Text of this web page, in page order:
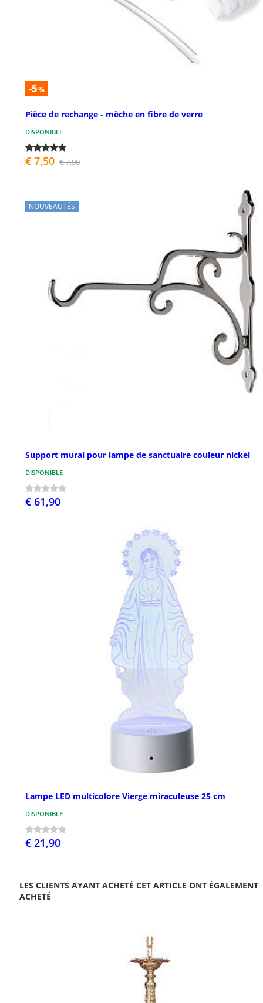
-5%
Pièce de rechange - mèche en fibre de verre
DISPONIBLE
€ 7,50 € 7,90
NOUVEAUTÉS
Support mural pour lampe de sanctuaire couleur nickel
DISPONIBLE
€ 61,90
Lampe LED multicolore Vierge miraculeuse 25 cm
DISPONIBLE
€ 21,90
LES CLIENTS AYANT ACHETÉ CET ARTICLE ONT ÉGALEMENT
ACHETÉ